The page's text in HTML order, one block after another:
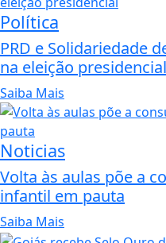
Política
PRD e Solidariedade
na eleição presidencial
Saiba Mais
Noticias
Volta às aulas põe a
infantil em pauta
Saiba Mais